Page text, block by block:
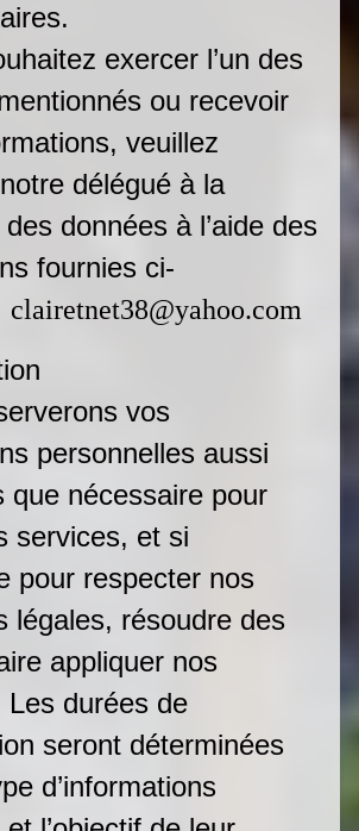
exercer l’un des
ou recevoir
veuillez
délégué à la
données à l’aide des
fournies ci-
clairetnet38@yahoo.com
vos
personnelles aussi
que nécessaire pour
services, et si
pour respecter nos
légales, résoudre des
appliquer nos
Les durées de
seront déterminées
d’informations